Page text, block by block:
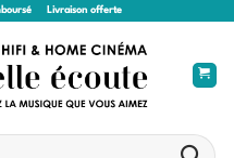
Livraison offerte